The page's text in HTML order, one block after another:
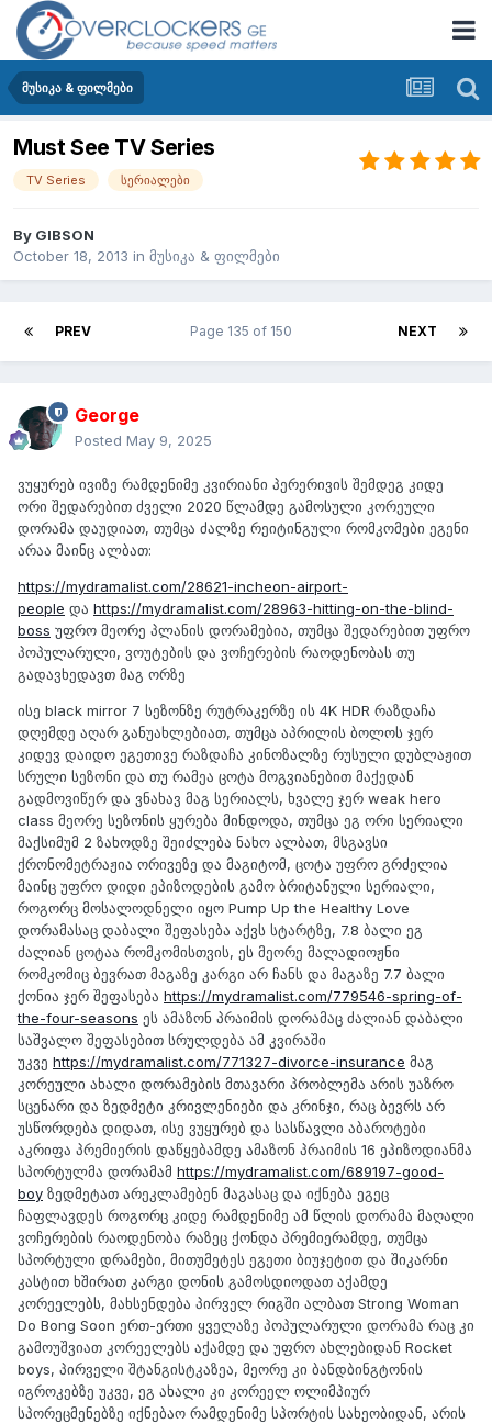
მუსიკა & ფილმები
Must See TV Series
TV Series სერიალები
By GIBSON
October 18, 2013 in მუსიკა & ფილმები
PREV NEXT
Page 135 of 150
George
Posted May 9, 2025
ვუყურებ ივიზე რამდენიმე კვირიანი პერერივის შემდეგ კიდე
ორი შედარებით ძველი 2020 წლამდე გამოსული კორეული
დორამა დაუდიათ, თუმცა ძალზე რეიტინგული რომკომები ეგენი
არაა მაინც ალბათ:
https://mydramalist.com/28621-incheon-airport-
people და https://mydramalist.com/28963-hitting-on-the-blind-
boss უფრო მეორე პლანის დორამებია, თუმცა შედარებით უფრო
პოპულარული, ვოუტების და ვოჩერების რაოდენობას თუ
გადავხედავთ მაგ ორზე
ისე black mirror 7 სეზონზე რუტრაკერზე ის 4K HDR რაზდაჩა
დღემდე აღარ განუახლებიათ, თუმცა აპრილის ბოლოს ჯერ
კიდევ დაიდო ეგეთივე რაზდაჩა კინოზალზე რუსული დუბლაჟით
სრული სეზონი და თუ რამეა ცოტა მოგვიანებით მაქედან
გადმოვიწერ და ვნახავ მაგ სერიალს, ხვალე ჯერ weak hero
class მეორე სეზონის ყურება მინდოდა, თუმცა ეგ ორი სერიალი
მაქსიმუმ 2 ზახოდზე შეიძლება ნახო ალბათ, მსგავსი
ქრონომეტრაჟია ორივეზე და მაგიტომ, ცოტა უფრო გრძელია
მაინც უფრო დიდი ეპიზოდების გამო ბრიტანული სერიალი,
როგორც მოსალოდნელი იყო Pump Up the Healthy Love
დორამასაც დაბალი შეფასება აქვს სტარტზე, 7.8 ბალი ეგ
ძალიან ცოტაა რომკომისთვის, ეს მეორე მალადიოჟნი
რომკომიც ბევრათ მაგაზე კარგი არ ჩანს და მაგაზე 7.7 ბალი
ქონია ჯერ შეფასება https://mydramalist.com/779546-spring-of-
the-four-seasons ეს ამაზონ პრაიმის დორამაც ძალიან დაბალი
საშვალო შეფასებით სრულდება ამ კვირაში
უკვე https://mydramalist.com/771327-divorce-insurance მაგ
კორეული ახალი დორამების მთავარი პრობლემა არის უაზრო
სცენარი და ზედმეტი კრივლენიები და კრინჯი, რაც ბევრს არ
უსწორდება დიდათ, ისე ვუყურებ და სასწავლი აბაროტები
აკრიფა პრემიერის დაწყებამდე ამაზონ პრაიმის 16 ეპიზოდიანმა
სპორტულმა დორამამ https://mydramalist.com/689197-good-
boy ზედმეტათ არეკლამებენ მაგასაც და იქნება ეგეც
ჩაფლავდეს როგორც კიდე რამდენიმე ამ წლის დორამა მაღალი
ვოჩერების რაოდენობა რაზეც ქონდა პრემიერამდე, თუმცა
სპორტული დრამები, მითუმეტეს ეგეთი ბიუჯეტით და შიკარნი
კასტით ხშირათ კარგი დონის გამოსდიოდათ აქამდე
კორეელებს, მახსენდება პირველ რიგში ალბათ Strong Woman
Do Bong Soon ერთ-ერთი ყველაზე პოპულარული დორამა რაც კი
გამოუშვიათ კორეელებს აქამდე და უფრო ახლებიდან Rocket
boys, პირველი შტანგისტკაზეა, მეორე კი ბანდბინგტონის
იგროკებზე უკვე, ეგ ახალი კი კორეელ ოლიმპიურ
სპორეცმენებზე იქნებაო რამდენიმე სპორტის სახეობიდან, არის